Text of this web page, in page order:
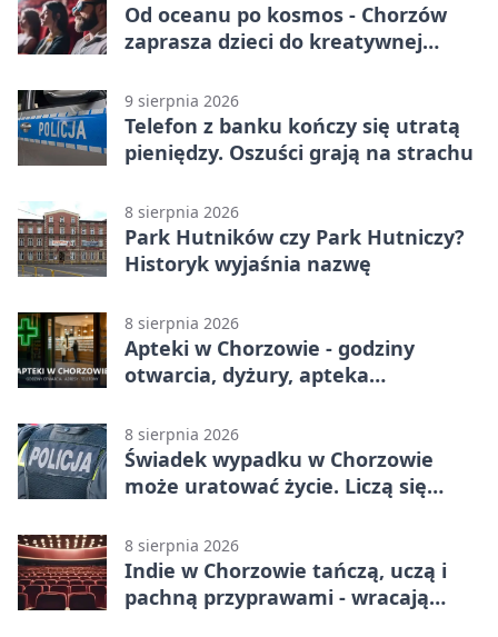
Od oceanu po kosmos - Chorzów
zaprasza dzieci do kreatywnej
9 sierpnia 2026
Telefon z banku kończy się utratą
pieniędzy. Oszuści grają na strachu
8 sierpnia 2026
Park Hutników czy Park Hutniczy?
Historyk wyjaśnia nazwę
8 sierpnia 2026
Apteki w Chorzowie - godziny
otwarcia, dyżury, apteka
8 sierpnia 2026
Świadek wypadku w Chorzowie
może uratować życie. Liczą się
8 sierpnia 2026
Indie w Chorzowie tańczą, uczą i
pachną przyprawami - wracają